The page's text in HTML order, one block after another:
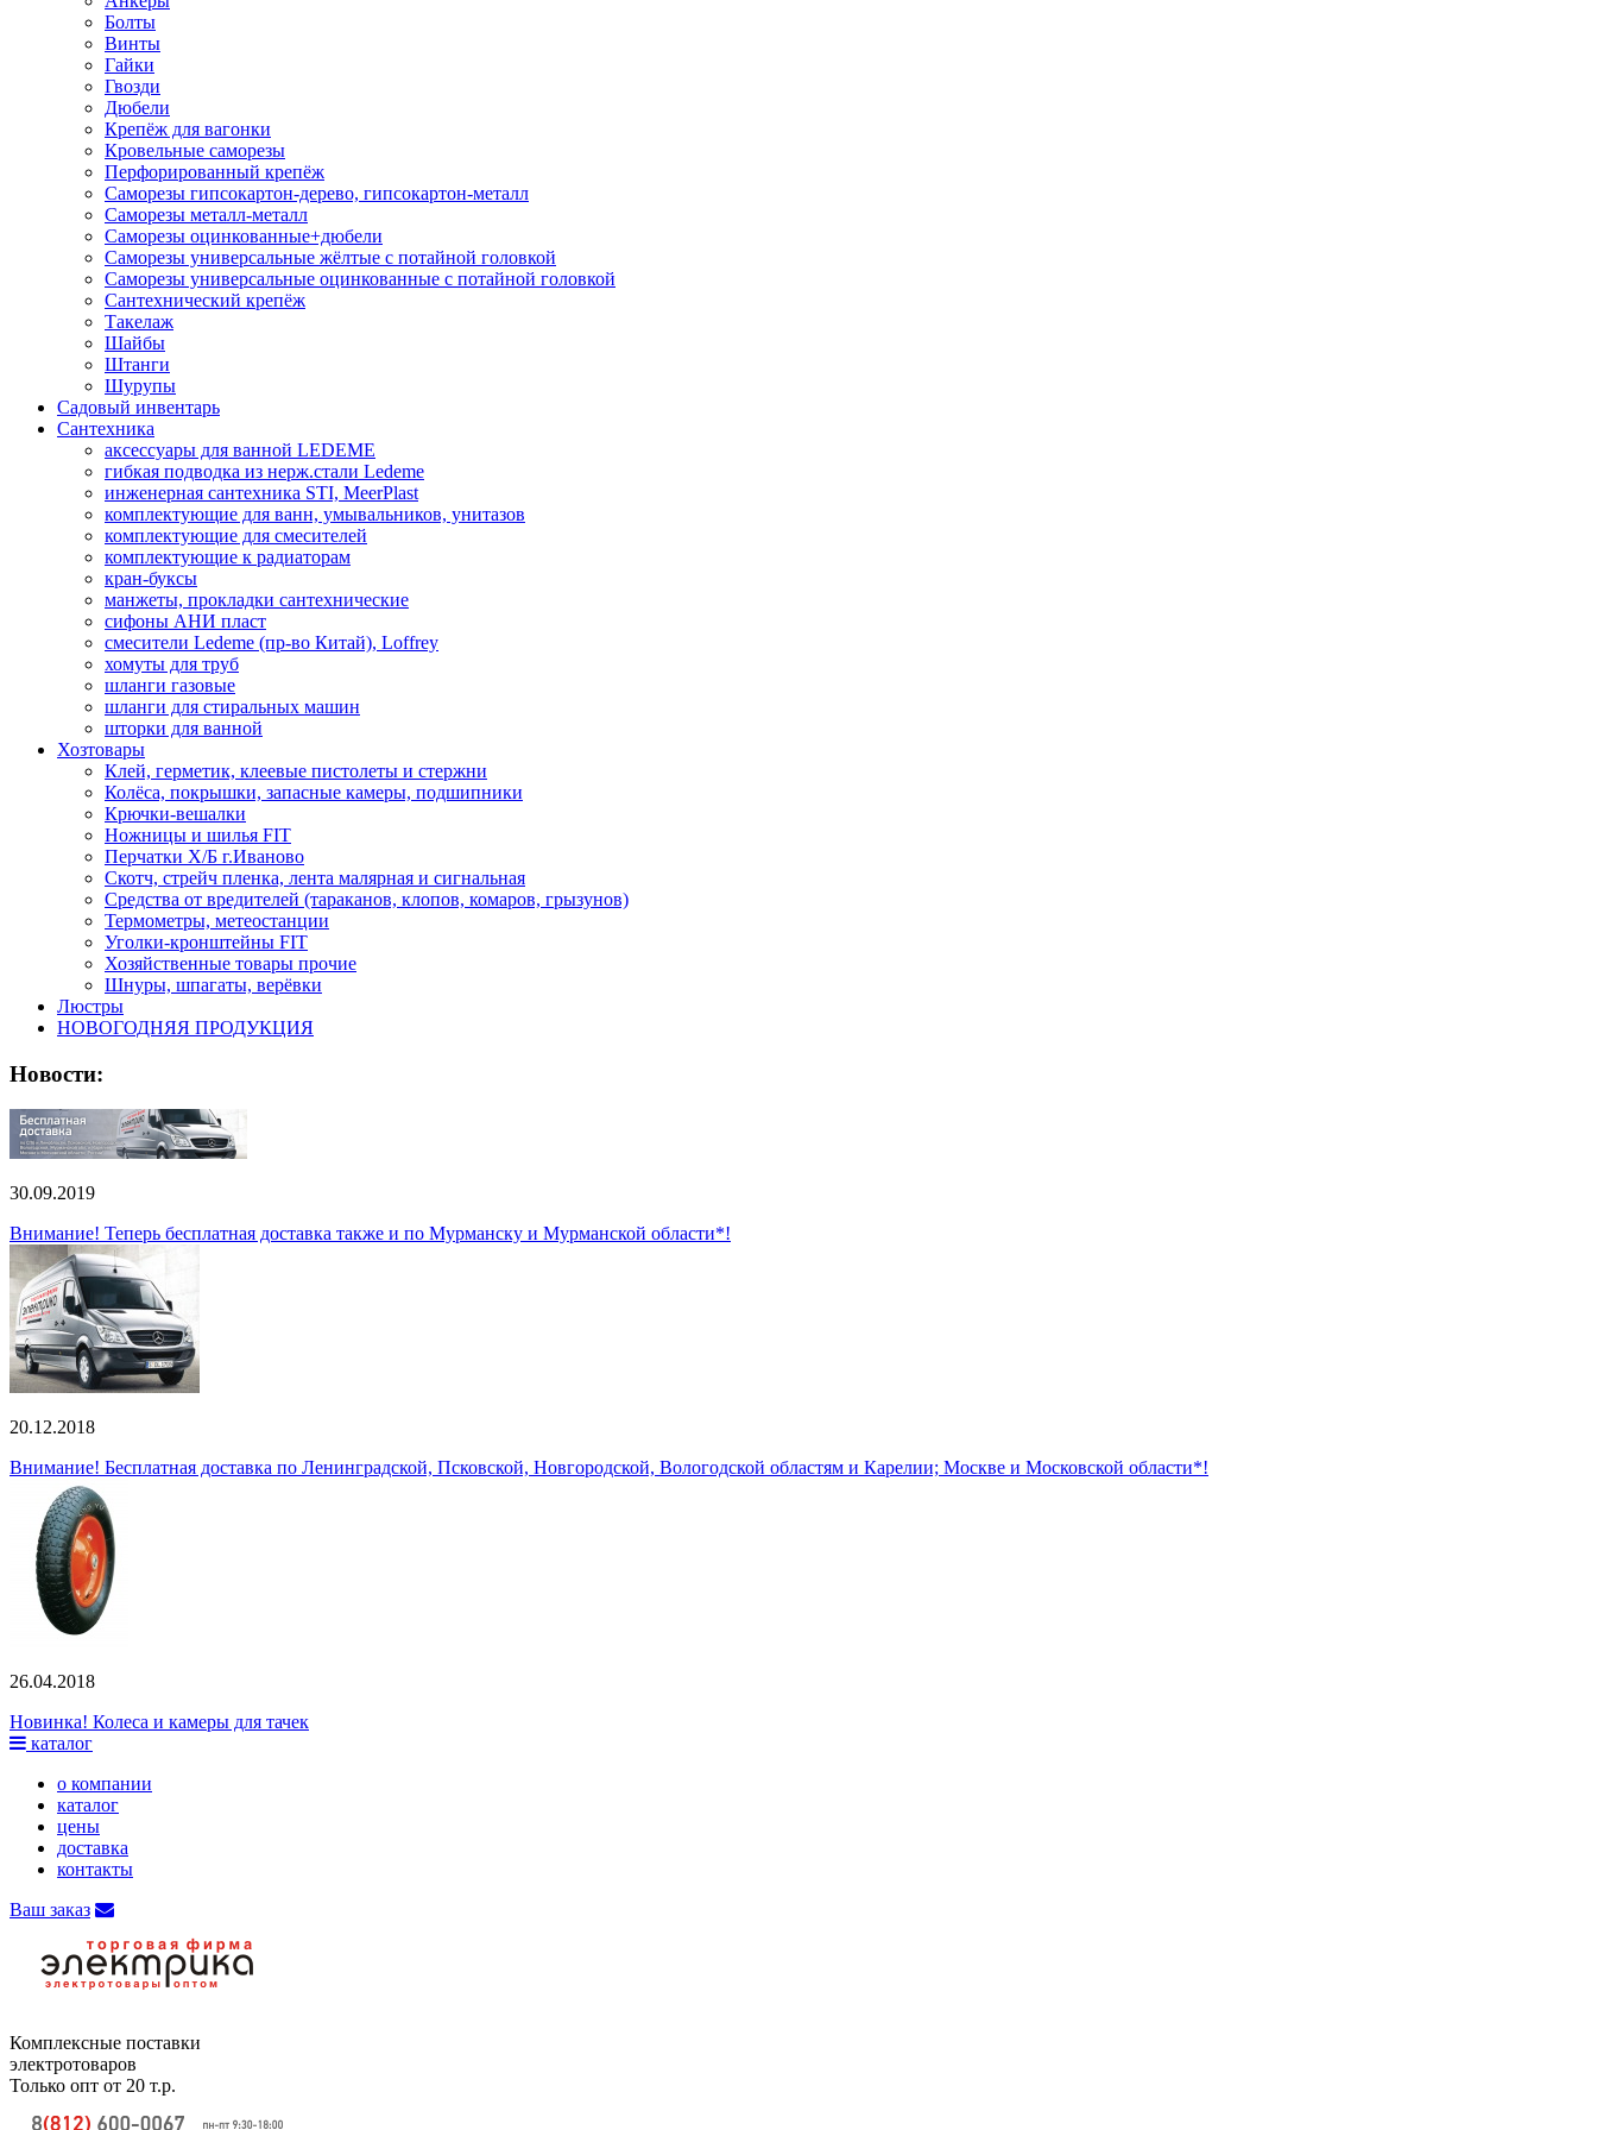
Болты
Винты
Гайки
Гвозди
Дюбели
Крепёж для вагонки
Кровельные саморезы
Перфорированный крепёж
Саморезы гипсокартон-дерево, гипсокартон-металл
Саморезы металл-металл
Саморезы оцинкованные+дюбели
Саморезы универсальные жёлтые с потайной головкой
Саморезы универсальные оцинкованные с потайной головкой
Сантехнический крепёж
Такелаж
Шайбы
Штанги
Шурупы
Садовый инвентарь
Сантехника
аксессуары для ванной LEDEME
гибкая подводка из нерж.стали Ledeme
инженерная сантехника STI, MeerPlast
комплектующие для ванн, умывальников, унитазов
комплектующие для смесителей
комплектующие к радиаторам
кран-буксы
манжеты, прокладки сантехнические
сифоны АНИ пласт
смесители Ledeme (пр-во Китай), Loffrey
хомуты для труб
шланги газовые
шланги для стиральных машин
шторки для ванной
Хозтовары
Клей, герметик, клеевые пистолеты и стержни
Колёса, покрышки, запасные камеры, подшипники
Крючки-вешалки
Ножницы и шилья FIT
Перчатки Х/Б г.Иваново
Скотч, стрейч пленка, лента малярная и сигнальная
Средства от вредителей (тараканов, клопов, комаров, грызунов)
Термометры, метеостанции
Уголки-кронштейны FIT
Хозяйственные товары прочие
Шнуры, шпагаты, верёвки
Люстры
НОВОГОДНЯЯ ПРОДУКЦИЯ
Новости:
30.09.2019
Внимание! Теперь бесплатная доставка также и по Мурманску и Мурманской области*!
20.12.2018
Внимание! Бесплатная доставка по Ленинградской, Псковской, Новгородской, Вологодской областям и Карелии; Москве и Московской области*!
26.04.2018
Новинка! Колеса и камеры для тачек
каталог
о компании
каталог
цены
доставка
контакты
Ваш заказ
Комплексные поставки
электротоваров
Только опт от 20 т.р.